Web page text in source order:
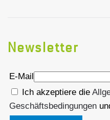
Newsletter
E-Mail
Ich akzeptiere die
Geschäftsbedingungen